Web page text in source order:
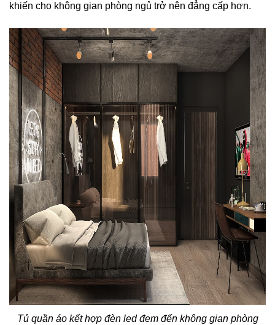
khiến cho không gian phòng ngủ trở nên đẳng cấp hơn.
Tủ quần áo kết hợp đèn led đem đến không gian phòng